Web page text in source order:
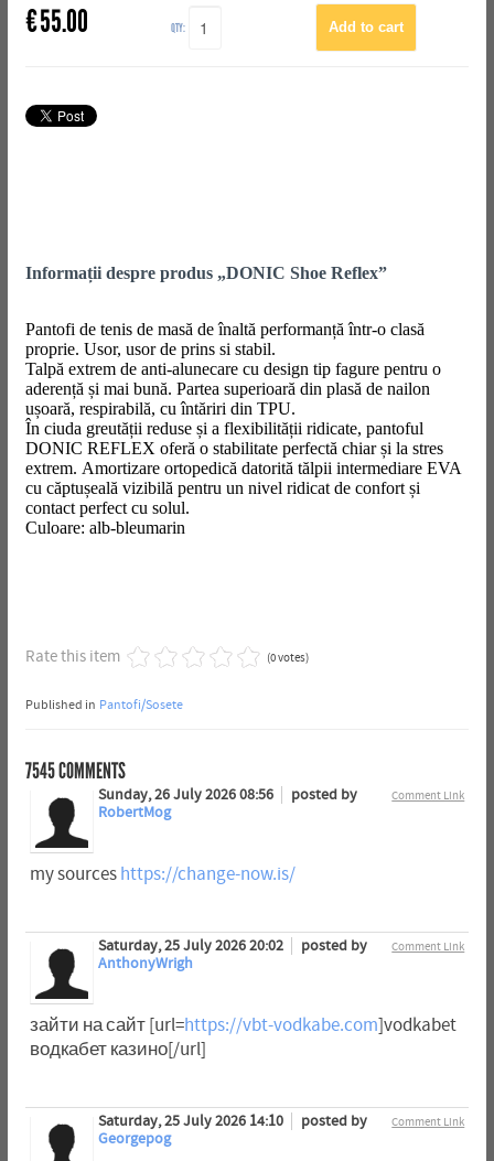
€55.00 QTY:
Informații despre produs „DONIC Shoe Reflex”
Pantofi de tenis de masă de înaltă performanță într-o clasă
proprie. Usor, usor de prins si stabil.
Talpă extrem de anti-alunecare cu design tip fagure pentru o
aderență și mai bună. Partea superioară din plasă de nailon
ușoară, respirabilă, cu întăriri din TPU.
În ciuda greutății reduse și a flexibilității ridicate, pantoful
DONIC REFLEX oferă o stabilitate perfectă chiar și la stres
extrem. Amortizare ortopedică datorită tălpii intermediare EVA
cu căptușeală vizibilă pentru un nivel ridicat de confort și
contact perfect cu solul.
Culoare: alb-bleumarin
Rate this item (0 votes)
Published in Pantofi/Sosete
7545COMMENTS
Comment Link
Sunday, 26 July 2026 08:56
posted by
RobertMog
my sources https://change-now.is/
Comment Link
Saturday, 25 July 2026 20:02
posted by
AnthonyWrigh
зайти на сайт [url=https://vbt-vodkabe.com]vodkabet
водкабет казино[/url]
Comment Link
Saturday, 25 July 2026 14:10
posted by
Georgepog